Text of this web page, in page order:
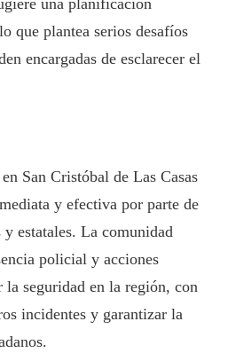
que plantea serios desafíos
encargadas de esclarecer el
San Cristóbal de Las Casas
y efectiva por parte de
estatales. La comunidad
policial y acciones
la seguridad en la región, con
incidentes y garantizar la